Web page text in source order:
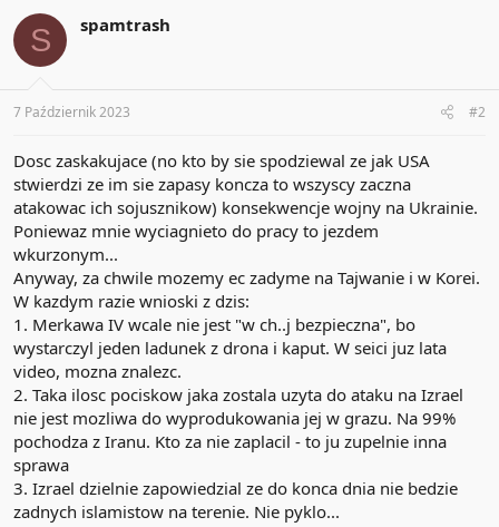
t
s
:
S spamtrash
7 Październik 2023 #2
Dosc zaskakujace (no kto by sie spodziewal ze jak USA
stwierdzi ze im sie zapasy koncza to wszyscy zaczna
atakowac ich sojusznikow) konsekwencje wojny na Ukrainie.
Poniewaz mnie wyciagnieto do pracy to jezdem
wkurzonym...
Anyway, za chwile mozemy ec zadyme na Tajwanie i w Korei.
W kazdym razie wnioski z dzis:
1. Merkawa IV wcale nie jest "w ch..j bezpieczna", bo
wystarczyl jeden ladunek z drona i kaput. W seici juz lata
video, mozna znalezc.
2. Taka ilosc pociskow jaka zostala uzyta do ataku na Izrael
nie jest mozliwa do wyprodukowania jej w grazu. Na 99%
pochodza z Iranu. Kto za nie zaplacil - to ju zupelnie inna
sprawa
3. Izrael dzielnie zapowiedzial ze do konca dnia nie bedzie
zadnych islamistow na terenie. Nie pyklo...